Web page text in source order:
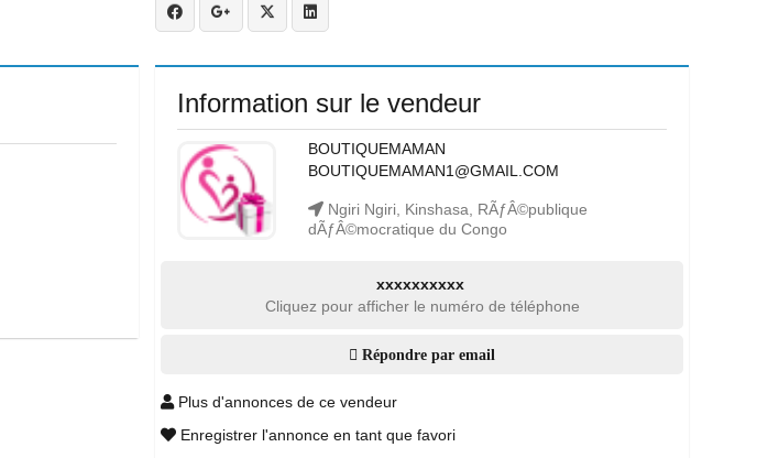
Information sur le vendeur
BOUTIQUEMAMAN
BOUTIQUEMAMAN1@GMAIL.COM
Ngiri Ngiri, Kinshasa, RÃƒÂ©publique
dÃƒÂ©mocratique du Congo
xxxxxxxxxx
Cliquez pour afficher le numéro de téléphone
Répondre par email
Plus d'annonces de ce vendeur
Enregistrer l'annonce en tant que favori